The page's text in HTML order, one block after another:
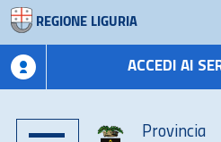
REGIONE LIGURIA
ACCEDI AI
Provincia